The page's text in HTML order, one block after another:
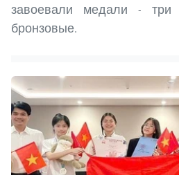
завоевали медали -
бронзовые.